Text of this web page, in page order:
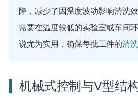
降，减少了因温度波动影响清洗
需要在温度较低的实验室或车间
说尤为实用，确保每批工件的清
机械式控制与V型结